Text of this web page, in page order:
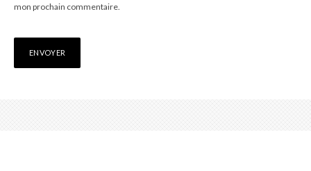
mon prochain commentaire.